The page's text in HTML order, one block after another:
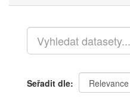
Seřadit dle